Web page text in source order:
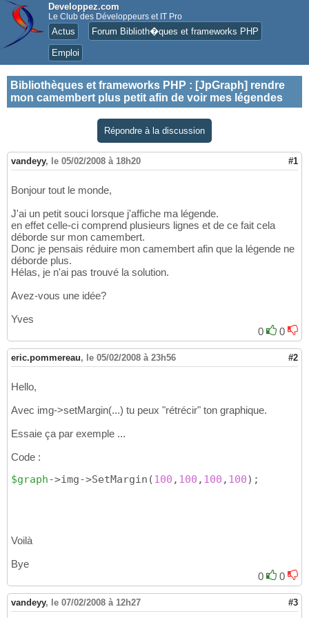
Developpez.com
Le Club des Développeurs et IT Pro
Actus Forum Biblioth�ques et frameworks PHP
Emploi
Bibliothèques et frameworks PHP : [JpGraph] rendre
mon camembert plus petit afin de voir mes légendes
Répondre à la discussion
vandeyy, le 05/02/2008 à 18h20 #1
Bonjour tout le monde,
J'ai un petit souci lorsque j'affiche ma légende.
en effet celle-ci comprend plusieurs lignes et de ce fait cela
déborde sur mon camembert.
Donc je pensais réduire mon camembert afin que la légende ne
déborde plus.
Hélas, je n'ai pas trouvé la solution.
Avez-vous une idée?
Yves
0
0
eric.pommereau, le 05/02/2008 à 23h56 #2
Hello,
Avec img->setMargin(...) tu peux "rétrécir" ton graphique.
Essaie ça par exemple ...
Code :
$graph->img->SetMargin (100 , 100 , 100 , 100) ;
Voilà
Bye
0
0
vandeyy, le 07/02/2008 à 12h27 #3